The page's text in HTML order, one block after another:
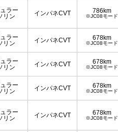
ラー
リン
インパネCVT 786km
※JC08モード
ラー
リン
インパネCVT 678km
※JC08モード
ラー
リン
インパネCVT 678km
※JC08モード
ラー
リン
インパネCVT 678km
※JC08モード
ラー
リン
インパネCVT 678km
※JC08モード